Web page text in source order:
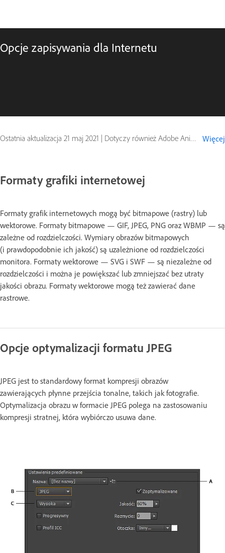
Opcje zapisywania dla Internetu
Ostatnia aktualizacja 21 maj 2021 | Dotyczy również Adobe Animate Więcej
Formaty grafiki internetowej
Formaty grafik internetowych mogą być bitmapowe (rastry) lub
wektorowe. Formaty bitmapowe — GIF, JPEG, PNG oraz WBMP — są
zależne od rozdzielczości. Wymiary obrazów bitmapowych
(i prawdopodobnie ich jakość) są uzależnione od rozdzielczości
monitora. Formaty wektorowe — SVG i SWF — są niezależne od
rozdzielczości i można je powiększać lub zmniejszać bez utraty
jakości obrazu. Formaty wektorowe mogą też zawierać dane
rastrowe.
Opcje optymalizacji formatu JPEG
JPEG jest to standardowy format kompresji obrazów
zawierających płynne przejścia tonalne, takich jak fotografie.
Optymalizacja obrazu w formacie JPEG polega na zastosowaniu
kompresji stratnej, która wybiórczo usuwa dane.